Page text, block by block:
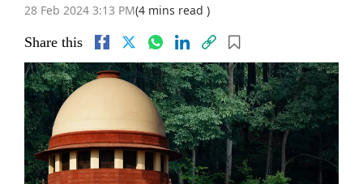
28 Feb 2024 3:13 PM(4 mins read )
Share this